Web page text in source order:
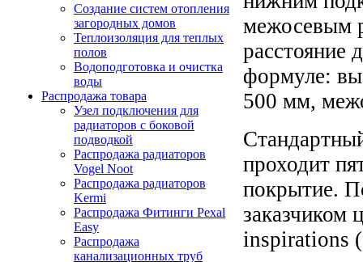
Создание систем отопления
загородных домов
Теплоизоляция для теплых
полов
Водоподготовка и очистка
воды
Распродажа товара
Узел подключения для
радиаторов с боковой
подводкой
Распродажа радиаторов
Vogel Noot
Распродажа радиаторов
Kermi
Распродажа Фитинги Pexal
Easy
Распродажа
канализационных труб
межосевым
расстояние
формуле:
500 мм,
проходит
покрытие.
заказчиком
inspirations